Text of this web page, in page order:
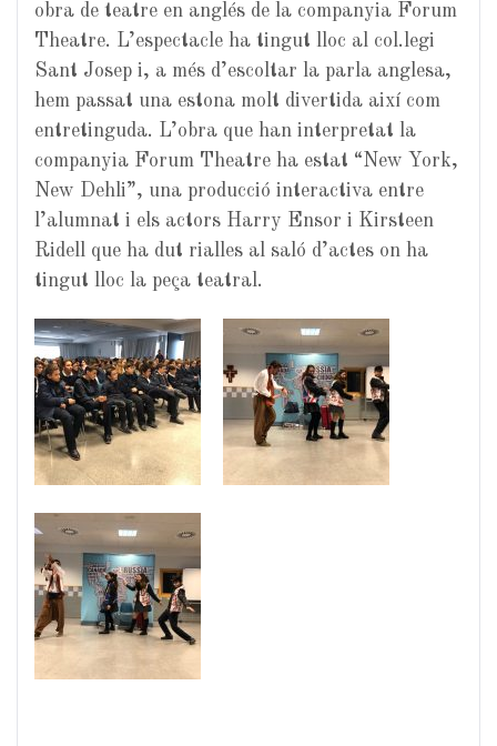
obra de teatre en anglés de la companyia Forum
Theatre. L’espectacle ha tingut lloc al col.legi
Sant Josep i, a més d’escoltar la parla anglesa,
hem passat una estona molt divertida així com
entretinguda. L’obra que han interpretat la
companyia Forum Theatre ha estat “New York,
New Dehli”, una producció interactiva entre
l’alumnat i els actors Harry Ensor i Kirsteen
Ridell que ha dut rialles al saló d’actes on ha
tingut lloc la peça teatral.